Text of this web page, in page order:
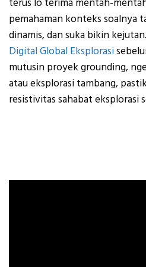
pemahaman konteks soalnya
dinamis, dan suka bikin
Digital Global Eksplorasi
mutusin proyek grounding,
atau eksplorasi tambang,
resistivitas sahabat eksplorasi